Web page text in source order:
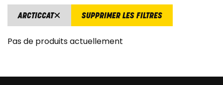
ARCTICCAT SUPPRIMER LES FILTRES
Pas de produits actuellement